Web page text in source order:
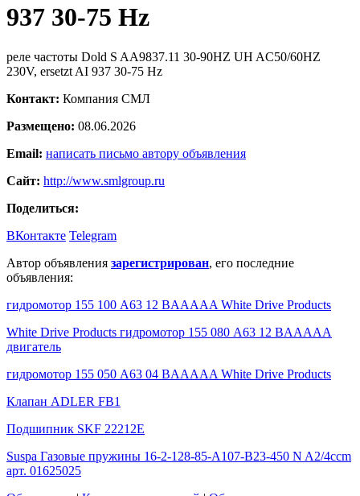
937 30-75 Hz
реле частоты Dold S AA9837.11 30-90HZ UH AC50/60HZ
230V, ersetzt AI 937 30-75 Hz
Контакт: Компания СМЛ
Размещено: 08.06.2026
Email: написать письмо автору объявления
Сайт: http://www.smlgroup.ru
Поделиться:
ВКонтакте Telegram
Автор объявления зарегистрирован, его последние
объявления:
гидромотор 155 100 A63 12 BAAAAA White Drive Products
White Drive Products гидромотор 155 080 A63 12 BAAAAA
двигатель
гидромотор 155 050 A63 04 BAAAAA White Drive Products
Клапан ADLER FB1
Подшипник SKF 22212E
Suspa Газовые пружины 16-2-128-85-A107-B23-450 N A2/4ccm
арт. 01625025